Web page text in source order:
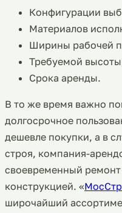
Конфигурации
Материалов
Ширины рабочей
Требуемой
Срока аренды.
В то же время важно
долгосрочное
дешевле покупки, а в
строя, компания-
своевременный ремонт
конструкцией. «
широчайший